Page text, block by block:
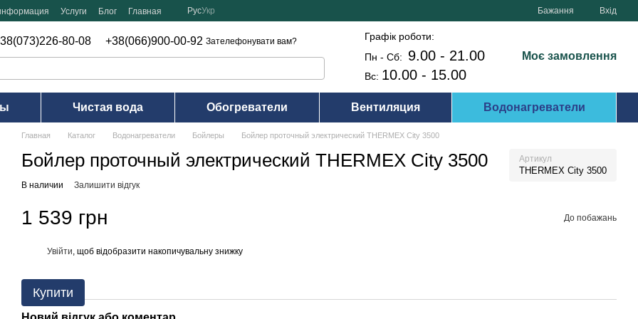
Услуги Блог Главная РусУкр Бажання Вхід
80-08 +38(066)900-00-92 Зателефонувати вам?
Графік роботи:
Пн - Сб: 9.00 - 21.00
Вс: 10.00 - 15.00
Моє замовлення
Чистая вода Обогреватели Вентиляция Водонагреватели
Главная Каталог Водонагреватели Бойлеры Бойлер проточный электрический THERMEX City 3500
Бойлер проточный электрический THERMEX City 3500 Артикул
THERMEX City 3500
В наличии Залишити відгук
1 539 грн До побажань
Увійти , щоб відобразити накопичувальну знижку
Купити